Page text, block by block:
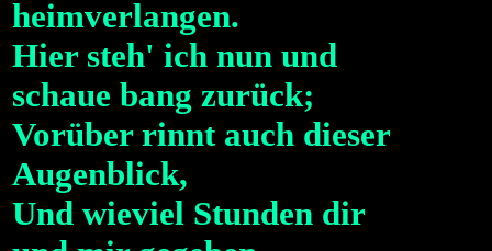
heimverlangen.
Hier steh' ich nun und
schaue bang zurück;
Vorüber rinnt auch dieser
Augenblick,
Und wieviel Stunden dir